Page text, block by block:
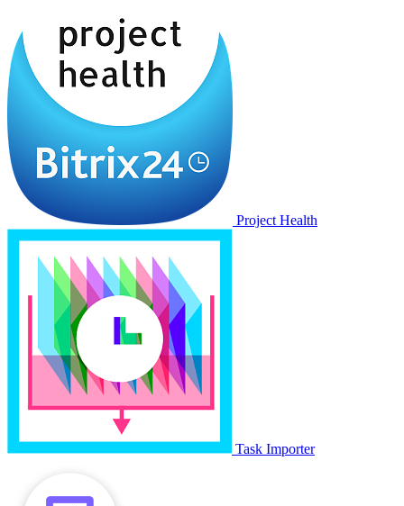
Project Health
Task Importer